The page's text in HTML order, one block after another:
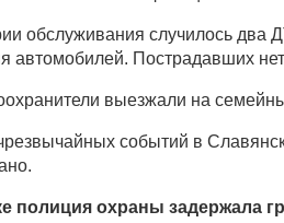
обслуживания случилось
автомобилей. Пострадавших
выезжали на
событий в
полиция охраны задержала